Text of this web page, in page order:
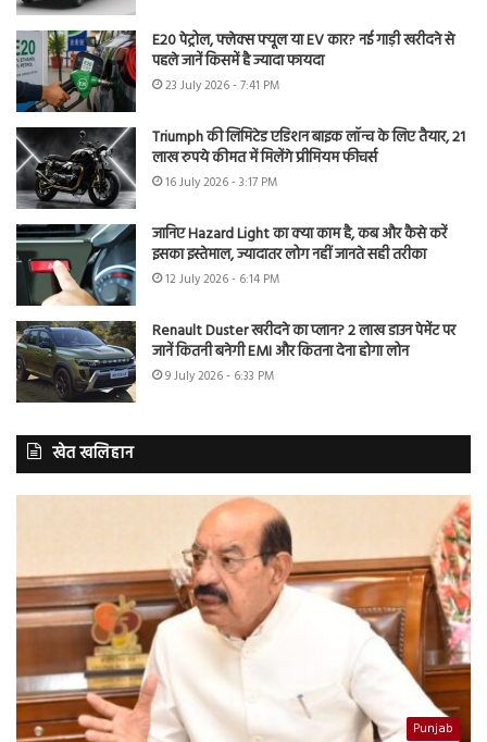
E20 पेट्रोल, फ्लेक्स फ्यूल या EV कार? नई गाड़ी खरीदने से
पहले जानें किसमें है ज्यादा फायदा
23 July 2026 - 7:41 PM
Triumph की लिमिटेड एडिशन बाइक लॉन्च के लिए तैयार, 21
लाख रुपये कीमत में मिलेंगे प्रीमियम फीचर्स
16 July 2026 - 3:17 PM
जानिए Hazard Light का क्या काम है, कब और कैसे करें
इसका इस्तेमाल, ज्यादातर लोग नहीं जानते सही तरीका
12 July 2026 - 6:14 PM
Renault Duster खरीदने का प्लान? 2 लाख डाउन पेमेंट पर
जानें कितनी बनेगी EMI और कितना देना होगा लोन
9 July 2026 - 6:33 PM
खेत खलिहान
Punjab